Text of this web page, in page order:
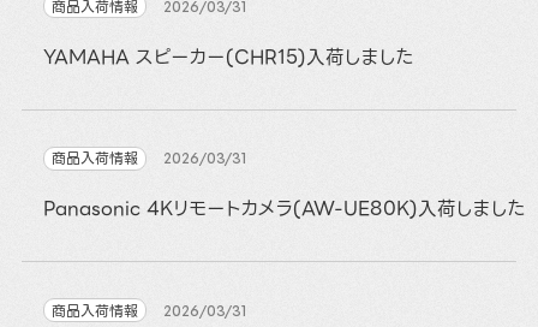
商品入荷情報 2026/03/31
YAMAHA スピーカー(CHR15)入荷しました
商品入荷情報 2026/03/31
Panasonic 4Kリモートカメラ(AW-UE80K)入荷しました
商品入荷情報 2026/03/31